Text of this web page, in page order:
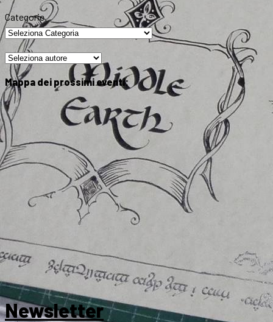
per:
Categorie
Mappa dei prossimi eventi:
Newsletter